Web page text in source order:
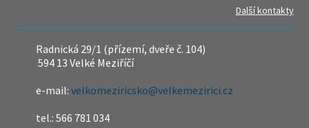
Další kontakty
Radnická 29/1 (přízemí, dveře č. 104)
594 13 Velké Meziříčí
e-mail:velkomeziricsko@velkemezirici.cz
tel.: 566 781 034